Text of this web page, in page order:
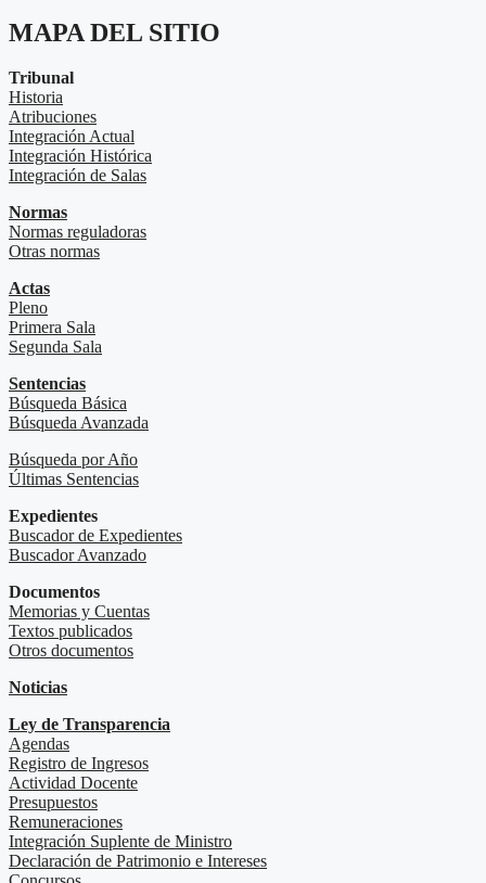
MAPA DEL SITIO
Tribunal
Historia
Atribuciones
Integración Actual
Integración Histórica
Integración de Salas
Normas
Normas reguladoras
Otras normas
Actas
Pleno
Primera Sala
Segunda Sala
Sentencias
Búsqueda Básica
Búsqueda Avanzada
Búsqueda por Año
Últimas Sentencias
Expedientes
Buscador de Expedientes
Buscador Avanzado
Documentos
Memorias y Cuentas
Textos publicados
Otros documentos
Noticias
Ley de Transparencia
Agendas
Registro de Ingresos
Actividad Docente
Presupuestos
Remuneraciones
Integración Suplente de Ministro
Declaración de Patrimonio e Intereses